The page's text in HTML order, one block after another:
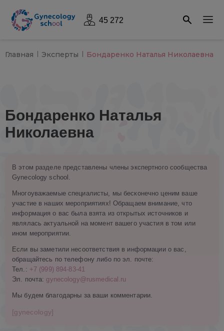
45 272
Главная Эксперты Бондаренко Наталья Николаевна
Бондаренко Наталья
Николаевна
В этом разделе представлены члены экспертного сообщества
Gynecology school.
Многоуважаемые специалисты, мы бесконечно ценим ваше
участие в наших мероприятиях! Обращаем внимание, что
информация о вас была взята из открытых источников и
являлась актуальной на момент вашего участия в том или
ином мероприятии.
Если вы заметили несоответствия в информации о вас,
обращайтесь по телефону либо по эл. почте:
Тел.: +7 (999) 894-83-41
Эл. почта: gynecology@rusmedical.ru
Мы будем благодарны за ваши комментарии.
[gynecology]